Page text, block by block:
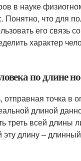
в науке
Понятно, что для
его связь
характер
по длине
отправная точка в
длиной
треть всей длины
длину –